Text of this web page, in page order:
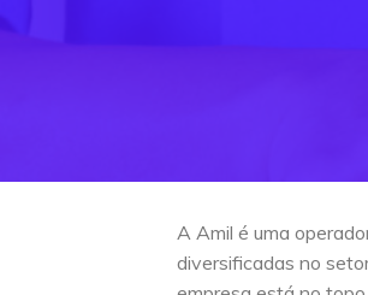
A Amil é uma
diversificadas no